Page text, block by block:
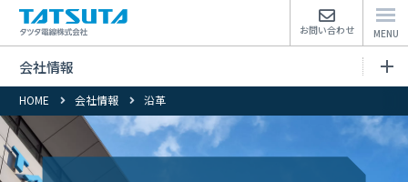
お問い合わせ
HOME 会社情報 沿革
会社情報
会社情報トップページ
トップメッセージ